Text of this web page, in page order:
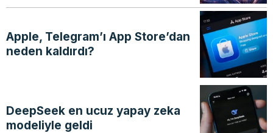
Apple, Telegram’ı App Store’dan
neden kaldırdı?
DeepSeek en ucuz yapay zeka
modeliyle geldi